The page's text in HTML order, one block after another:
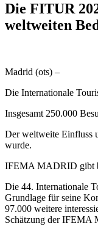
Die FITUR
weltweiten
Madrid (ots) –
Die Internationale
Insgesamt 250.000
Der weltweite Einfluss
wurde.
IFEMA MADRID gibt
Die 44. Internationale
Grundlage für seine
97.000 weitere
Schätzung der IFEMA